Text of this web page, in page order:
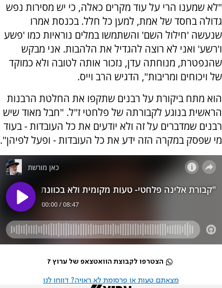
"לא שמענו הרי על עוד מקרים כאלה, כי יש מסירות נפש
גדולה בחסד של אמת, למען כל חלל. בכנסת אמרו
שנעשה 'חילול השם' והשתמשו במלים נוראיות כמו 'פשע
ו'רשע' ואני לא רוצה להגדיל את הלהבות. אני מבקש
שהנפטרת, מנוחתה עדן, נזכור אותה לטובה ולא כמוקד
של ויכוחים ומריבות", הדגיש הרב וייס.
הוא מתח ביקורת על רבנים שתקפו את החלטת הרבנות
הראשית בנוגע לקבורתה של פלחטי ז"ל. "חבל מאוד שיש
רבנים שמדברים על זה ולא יודעים את כל העובדות - בעוד
מי שפסק במקרה הזה ידע את כל העובדות - ופעל לפיהן".
הצטרפו לקבוצת הוואטצאפ של ערוץ 7
מצאתם טעות או פרסומת לא ראויה? דווחו לנו